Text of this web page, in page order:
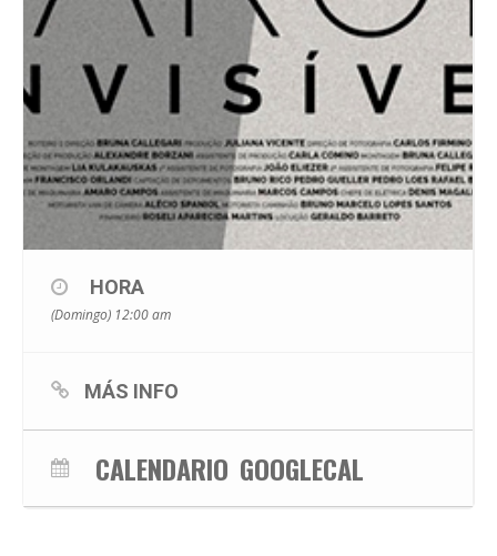
HORA
(Domingo) 12:00 am
MÁS INFO
CALENDARIO GOOGLECAL